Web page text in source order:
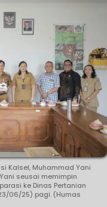
Kalsel, Muhammad Yani
seusai memimpin
ke Dinas Pertanian
06/25) pagi. (Humas